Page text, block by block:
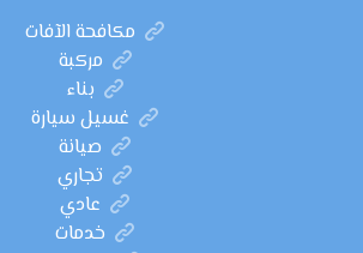
مكافحة الآفات
مركبة
بناء
غسيل سيارة
صيانة
تجاري
عادي
خدمات